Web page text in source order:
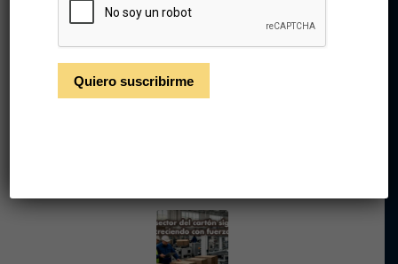
30 de junio de 2026 / enNoticias
Descubre las tendencias en diseño de packaging
2026: sostenibilidad, experiencia de unboxing,
tecnología y claves para destacar tu marca.